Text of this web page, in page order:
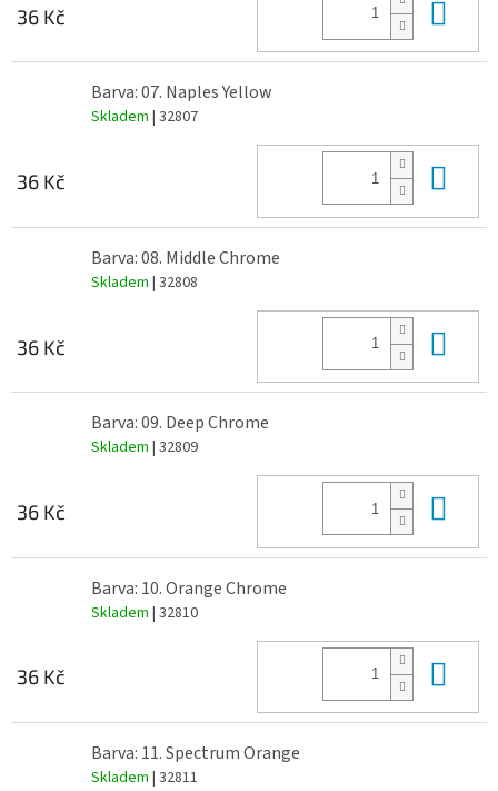
36 Kč
Barva: 07. Naples Yellow
Skladem | 32807
36 Kč
Barva: 08. Middle Chrome
Skladem | 32808
36 Kč
Barva: 09. Deep Chrome
Skladem | 32809
36 Kč
Barva: 10. Orange Chrome
Skladem | 32810
36 Kč
Barva: 11. Spectrum Orange
Skladem | 32811